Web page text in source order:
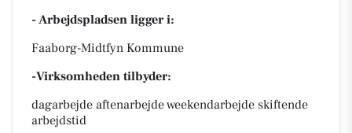
- Arbejdspladsen ligger i:
Faaborg-Midtfyn Kommune
-Virksomheden tilbyder:
dagarbejde aftenarbejde weekendarbejde skiftende
arbejdstid